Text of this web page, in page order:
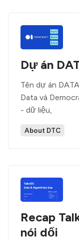
Recap
nói dối
Dự án
Tên dự án
Data và
- dữ liệu,
About DTC